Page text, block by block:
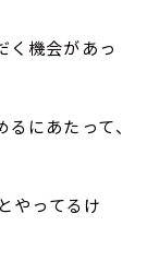
く機会があっ
にあたって、
やってるけ